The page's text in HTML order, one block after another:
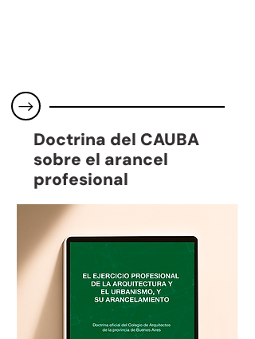
Doctrina del CAUBA
sobre el arancel
profesional